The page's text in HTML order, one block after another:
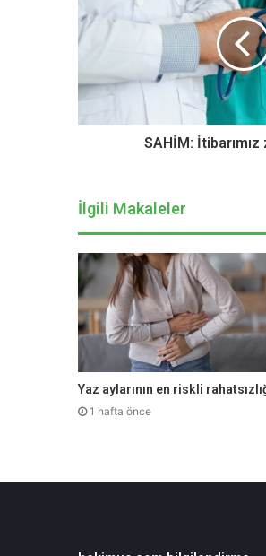
SAHİM:
İlgili Makaleler
Yaz aylarının en riskli
1 hafta önce